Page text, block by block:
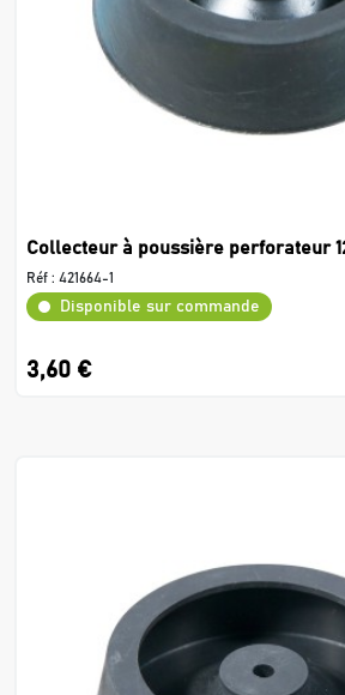
Collecteur à poussière perforateur
Réf : 421664-1
Disponible sur commande
3,60 €